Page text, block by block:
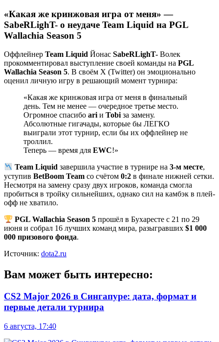
«Какая же кринжовая игра от меня» —
SabeRLighT- о неудаче Team Liquid на PGL
Wallachia Season 5
Оффлейнер Team Liquid Йонас SabeRLighT- Волек
прокомментировал выступление своей команды на PGL
Wallachia Season 5. В своём X (Twitter) он эмоционально
оценил личную игру в решающий момент турнира:
«Какая же кринжовая игра от меня в финальный
день. Тем не менее — очередное третье место.
Огромное спасибо ariи Tobiза замену.
Абсолютные гигачады, которые бы ЛЕГКО
выиграли этот турнир, если бы их оффлейнер не
троллил.
Теперь — время для EWC!»
Team Liquid завершила участие в турнире на3-м месте,
уступив BetBoom Team со счётом 0:2 в финале нижней сетки.
Несмотря на замену сразу двух игроков, команда смогла
пробиться в тройку сильнейших, однако сил на камбэк в плей-
офф не хватило.
PGL Wallachia Season 5 прошёл в Бухаресте с 21 по 29
июня и собрал 16 лучших команд мира, разыгравших $1 000
000 призового фонда.
Источник: dota2.ru
Вам может быть интересно:
CS2 Major 2026 в Сингапуре: дата, формат и
первые детали турнира
6 августа, 17:40